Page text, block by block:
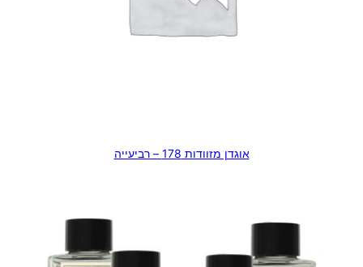
אוגדן מזוודות 178 – רביעייה